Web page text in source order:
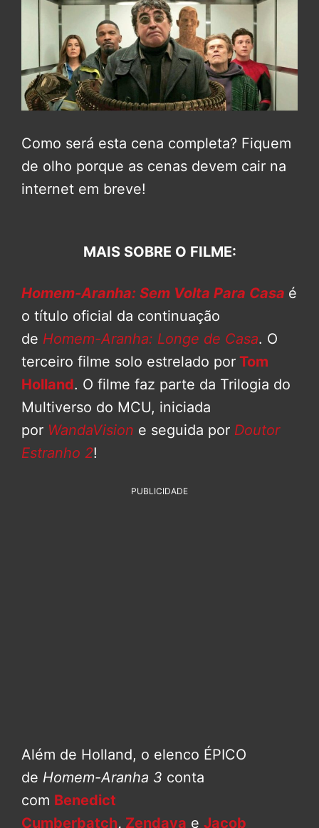
Como será esta cena completa? Fiquem
de olho porque as cenas devem cair na
internet em breve!
MAIS SOBRE O FILME:
Homem-Aranha: Sem Volta Para Casa é
o título oficial da continuação
de Homem-Aranha: Longe de Casa. O
terceiro filme solo estrelado por Tom
Holland. O filme faz parte da Trilogia do
Multiverso do MCU, iniciada
por WandaVision e seguida por Doutor
Estranho 2!
PUBLICIDADE
Além de Holland, o elenco ÉPICO
de Homem-Aranha 3 conta
com Benedict
Cumberbatch, Zendaya e Jacob